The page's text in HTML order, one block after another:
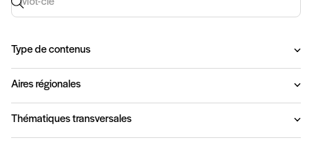
Type de contenus
Aires régionales
Thématiques transversales